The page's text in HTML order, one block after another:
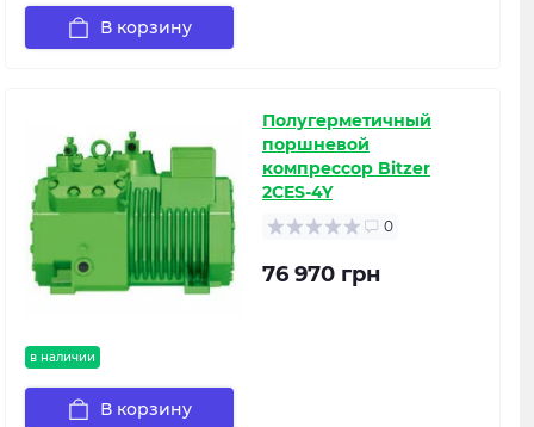
В корзину
в наличии
Полугерметичный
поршневой
компрессор Bitzer
2CES-4Y
0
76 970 грн
В корзину